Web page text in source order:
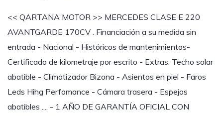
<< QARTANA MOTOR >> MERCEDES CLASE E 220
AVANTGARDE 170CV . Financiación a su medida sin
entrada - Nacional - Históricos de mantenimientos-
Certificado de kilometraje por escrito - Extras: Techo solar
abatible - Climatizador Bizona - Asientos en piel - Faros
Leds Hihg Perfomance - Cámara trasera - Espejos
abatibles .... - 1 AÑO DE GARANTÍA OFICIAL CON